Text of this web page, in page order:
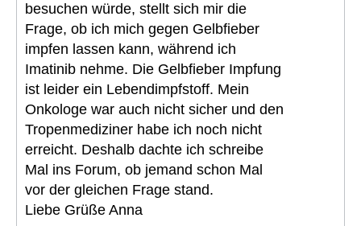
besuchen würde, stellt sich mir die
Frage, ob ich mich gegen Gelbfieber
impfen lassen kann, während ich
Imatinib nehme. Die Gelbfieber Impfung
ist leider ein Lebendimpfstoff. Mein
Onkologe war auch nicht sicher und den
Tropenmediziner habe ich noch nicht
erreicht. Deshalb dachte ich schreibe
Mal ins Forum, ob jemand schon Mal
vor der gleichen Frage stand.
Liebe Grüße Anna